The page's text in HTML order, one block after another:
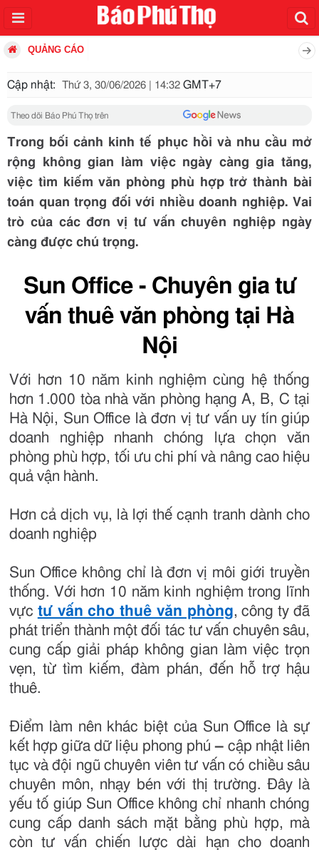
QUẢNG CÁO
Cập nhật: Thứ 3, 30/06/2026 | 14:32 GMT+7
Theo dõi Báo Phú Thọ trên
Trong bối cảnh kinh tế phục hồi và nhu cầu mở
rộng không gian làm việc ngày càng gia tăng,
việc tìm kiếm văn phòng phù hợp trở thành bài
toán quan trọng đối với nhiều doanh nghiệp. Vai
trò của các đơn vị tư vấn chuyên nghiệp ngày
càng được chú trọng.
Sun Office - Chuyên gia tư
vấn thuê văn phòng tại Hà
Nội
Với hơn 10 năm kinh nghiệm cùng hệ thống
hơn 1.000 tòa nhà văn phòng hạng A, B, C tại
Hà Nội, Sun Office là đơn vị tư vấn uy tín giúp
doanh nghiệp nhanh chóng lựa chọn văn
phòng phù hợp, tối ưu chi phí và nâng cao hiệu
quả vận hành.
Hơn cả dịch vụ, là lợi thế cạnh tranh dành cho
doanh nghiệp
Sun Office không chỉ là đơn vị môi giới truyền
thống. Với hơn 10 năm kinh nghiệm trong lĩnh
vực tư vấn cho thuê văn phòng, công ty đã
phát triển thành một đối tác tư vấn chuyên sâu,
cung cấp giải pháp không gian làm việc trọn
vẹn, từ tìm kiếm, đàm phán, đến hỗ trợ hậu
thuê.
Điểm làm nên khác biệt của Sun Office là sự
kết hợp giữa dữ liệu phong phú – cập nhật liên
tục và đội ngũ chuyên viên tư vấn có chiều sâu
chuyên môn, nhạy bén với thị trường. Đây là
yếu tố giúp Sun Office không chỉ nhanh chóng
cung cấp danh sách mặt bằng phù hợp, mà
còn tư vấn chiến lược dài hạn cho doanh